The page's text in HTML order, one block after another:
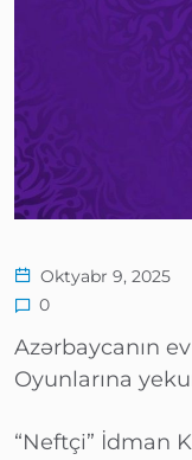
Oktyabr 9, 2025
0
Azərbaycanın
Oyunlarına
“Neftçi” İdman